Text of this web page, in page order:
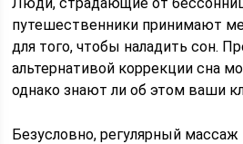
путешественники принимают
для того, чтобы наладить сон.
альтернативой коррекции сна
однако знают ли об этом ваши
Безусловно, регулярный